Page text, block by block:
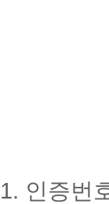
1. 인증번